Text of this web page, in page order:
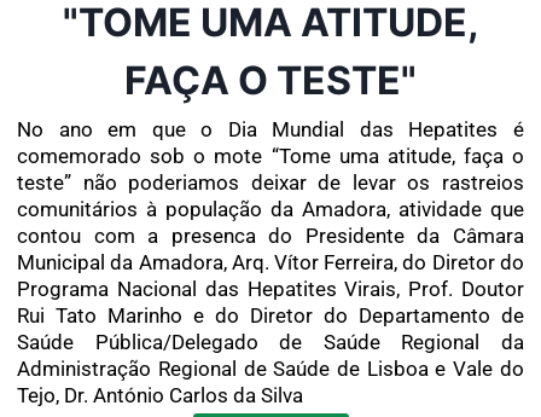
"TOME UMA ATITUDE,
FAÇA O TESTE"
No ano em que o Dia Mundial das Hepatites é
comemorado sob o mote “Tome uma atitude, faça o
teste” não poderiamos deixar de levar os rastreios
comunitários à população da Amadora, atividade que
contou com a presenca do Presidente da Câmara
Municipal da Amadora, Arq. Vítor Ferreira, do Diretor do
Programa Nacional das Hepatites Virais, Prof. Doutor
Rui Tato Marinho e do Diretor do Departamento de
Saúde Pública/Delegado de Saúde Regional da
Administração Regional de Saúde de Lisboa e Vale do
Tejo, Dr. António Carlos da Silva